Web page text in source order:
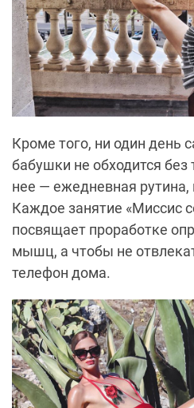
Кроме того, ни один день
бабушки не обходится без
нее — ежедневная рутина,
Каждое занятие «Миссис
посвящает проработке
мышц, а чтобы не
телефон дома.